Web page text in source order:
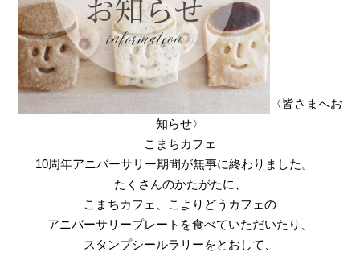
〈皆さまへお
知らせ〉
こまちカフェ
10周年アニバーサリー期間が無事に終わりました。
たくさんのかたがたに、
こまちカフェ、こよりどうカフェの
アニバーサリープレートを食べていただいたり、
スタンプシールラリーをとおして、